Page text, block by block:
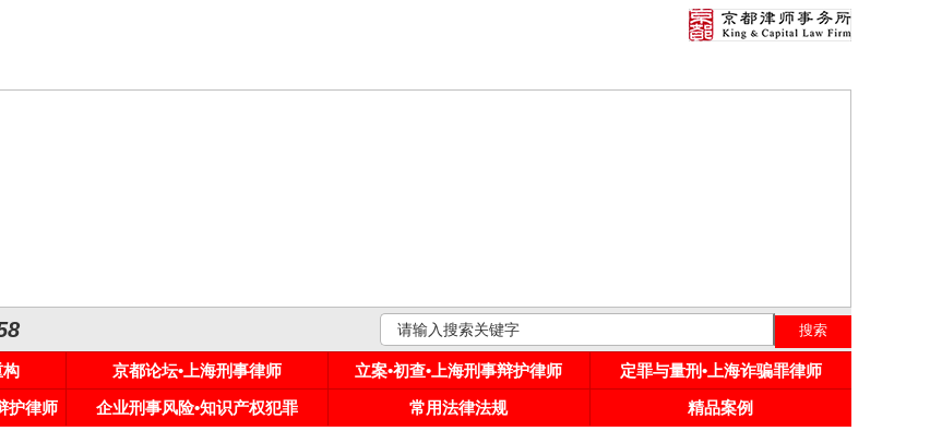
构 京都论坛•上海刑事律师 立案•初查•上海刑事辩护律师
定罪与量刑•上海诈骗罪律师
护律师 企业刑事风险•知识产权犯罪 常用法律法规 精品案例